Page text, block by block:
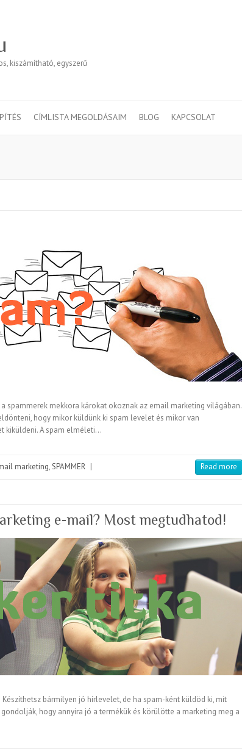
kiszámítható, egyszerű
CÍMLISTA MEGOLDÁSAIM BLOG KAPCSOLAT
spammerek mekkora károkat okoznak az email marketing világában.
hogy mikor küldünk ki spam levelet és mikor van
kiküldeni. A spam elméleti…
marketing,SPAMMER | Read more
e-mail? Most megtudhatod!
bármilyen jó hírlevelet, de ha spam-ként küldöd ki, mit
hogy annyira jó a termékük és körülötte a marketing meg a